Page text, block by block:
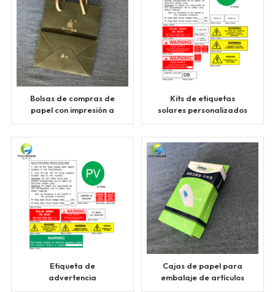
Bolsas de compras de
papel con impresión a
Kits de etiquetas
solares personalizados
Etiqueta de
advertencia
Cajas de papel para
embalaje de artículos